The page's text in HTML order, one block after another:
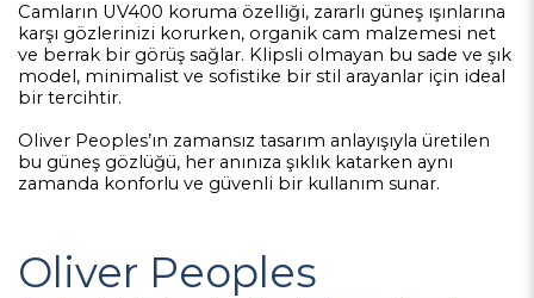
Camların UV400 koruma özelliği, zararlı güneş ışınlarına
karşı gözlerinizi korurken, organik cam malzemesi net
ve berrak bir görüş sağlar. Klipsli olmayan bu sade ve şık
model, minimalist ve sofistike bir stil arayanlar için ideal
bir tercihtir.
Oliver Peoples’ın zamansız tasarım anlayışıyla üretilen
bu güneş gözlüğü, her anınıza şıklık katarken aynı
zamanda konforlu ve güvenli bir kullanım sunar.
Oliver Peoples